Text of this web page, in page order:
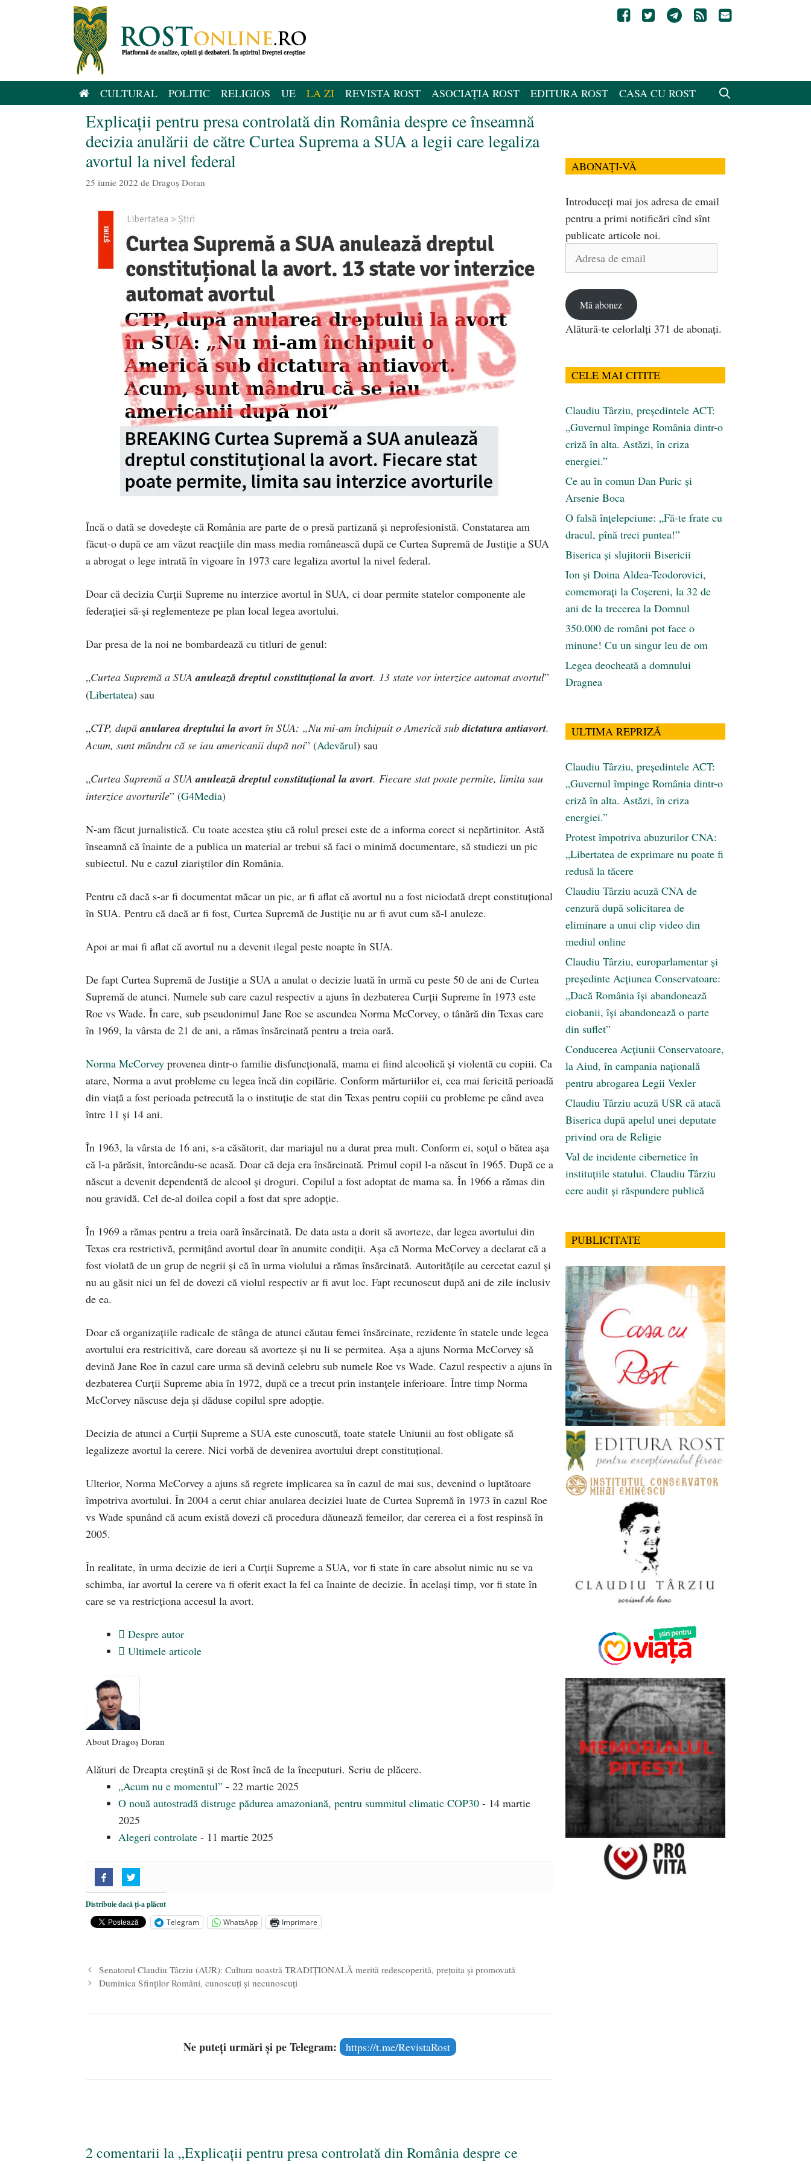
CULTURAL POLITIC RELIGIOS UE LA ZI REVISTA ROST ASOCIAȚIA ROST EDITURA ROST CASA CU ROST
Explicații pentru presa controlată din România despre ce înseamnă
decizia anulării de către Curtea Suprema a SUA a legii care legaliza
avortul la nivel federal
25 iunie 2022 de Dragoș Doran
Încă o dată se dovedește că România are parte de o presă partizană și neprofesionistă. Constatarea am
făcut-o după ce am văzut reacțiile din mass media românească după ce Curtea Supremă de Justiție a SUA
a abrogat o lege intrată în vigoare în 1973 care legaliza avortul la nivel federal.
Doar că decizia Curții Supreme nu interzice avortul în SUA, ci doar permite statelor componente ale
federației să-și reglementeze pe plan local legea avortului.
Dar presa de la noi ne bombardează cu titluri de genul:
„Curtea Supremă a SUAanulează dreptul constituțional la avort. 13 state vor interzice automat avortul”
(Libertatea) sau
„CTP, dupăanularea dreptului la avort în SUA: „Nu mi-am închipuit o Americă subdictatura antiavort.
Acum, sunt mândru că se iau americanii după noi” (Adevărul) sau
„Curtea Supremă a SUAanulează dreptul constituțional la avort. Fiecare stat poate permite, limita sau
interzice avorturile” (G4Media)
N-am făcut jurnalistică. Cu toate acestea știu că rolul presei este de a informa corect si nepărtinitor. Astă
înseamnă că înainte de a publica un material ar trebui să faci o minimă documentare, să studiezi un pic
subiectul. Nu e cazul ziariștilor din România.
Pentru că dacă s-ar fi documentat măcar un pic, ar fi aflat că avortul nu a fost niciodată drept constituțional
în SUA. Pentru că dacă ar fi fost, Curtea Supremă de Justiție nu ar fi avut cum să-l anuleze.
Apoi ar mai fi aflat că avortul nu a devenit ilegal peste noapte în SUA.
De fapt Curtea Supremă de Justiție a SUA a anulat o decizie luată în urmă cu peste 50 de ani de Curtea
Supremă de atunci. Numele sub care cazul respectiv a ajuns în dezbaterea Curții Supreme în 1973 este
Roe vs Wade. În care, sub pseudonimul Jane Roe se ascundea Norma McCorvey, o tânără din Texas care
în 1969, la vârsta de 21 de ani, a rămas însărcinată pentru a treia oară.
Norma McCorvey provenea dintr-o familie disfuncțională, mama ei fiind alcoolică și violentă cu copiii. Ca
atare, Norma a avut probleme cu legea încă din copilărie. Conform mărturiilor ei, cea mai fericită perioadă
din viață a fost perioada petrecută la o instituție de stat din Texas pentru copiii cu probleme pe când avea
între 11 și 14 ani.
În 1963, la vârsta de 16 ani, s-a căsătorit, dar mariajul nu a durat prea mult. Conform ei, soțul o bătea așa
că l-a părăsit, întorcându-se acasă. Doar că deja era însărcinată. Primul copil l-a născut în 1965. După ce a
născut a devenit dependentă de alcool și droguri. Copilul a fost adoptat de mama sa. În 1966 a rămas din
nou gravidă. Cel de-al doilea copil a fost dat spre adopție.
În 1969 a rămas pentru a treia oară însărcinată. De data asta a dorit să avorteze, dar legea avortului din
Texas era restrictivă, permițând avortul doar în anumite condiții. Așa că Norma McCorvey a declarat că a
fost violată de un grup de negrii și că în urma violului a rămas însărcinată. Autoritățile au cercetat cazul și
nu au găsit nici un fel de dovezi că violul respectiv ar fi avut loc. Fapt recunoscut după ani de zile inclusiv
de ea.
Doar că organizațiile radicale de stânga de atunci căutau femei însărcinate, rezidente în statele unde legea
avortului era restricitivă, care doreau să avorteze și nu li se permitea. Așa a ajuns Norma McCorvey să
devină Jane Roe în cazul care urma să devină celebru sub numele Roe vs Wade. Cazul respectiv a ajuns în
dezbaterea Curții Supreme abia în 1972, după ce a trecut prin instanțele inferioare. Între timp Norma
McCorvey născuse deja și dăduse copilul spre adopție.
Decizia de atunci a Curții Supreme a SUA este cunoscută, toate statele Uniunii au fost obligate să
legalizeze avortul la cerere. Nici vorbă de devenirea avortului drept constituțional.
Ulterior, Norma McCorvey a ajuns să regrete implicarea sa în cazul de mai sus, devenind o luptătoare
împotriva avortului. În 2004 a cerut chiar anularea deciziei luate de Curtea Supremă în 1973 în cazul Roe
vs Wade spunând că acum există dovezi că procedura dăunează femeilor, dar cererea ei a fost respinsă în
2005.
În realitate, în urma decizie de ieri a Curții Supreme a SUA, vor fi state în care absolut nimic nu se va
schimba, iar avortul la cerere va fi oferit exact la fel ca înainte de decizie. În același timp, vor fi state în
care se va restricționa accesul la avort.
Despre autor
Ultimele articole
About Dragoș Doran
Alături de Dreapta creștină și de Rost încă de la începuturi. Scriu de plăcere.
„Acum nu e momentul” - 22 martie 2025
O nouă autostradă distruge pădurea amazoniană, pentru summitul climatic COP30 - 14 martie
2025
Alegeri controlate - 11 martie 2025
Distribuie dacă ți-a plăcut
Telegram
WhatsApp Imprimare
Senatorul Claudiu Târziu (AUR): Cultura noastră TRADIȚIONALĂ merită redescoperită, prețuita și promovată
Duminica Sfinților Români, cunoscuți și necunoscuți
Ne puteți urmări și pe Telegram: https://t.me/RevistaRost
2 comentarii la „Explicații pentru presa controlată din România despre ce
ABONAȚI-VĂ
Introduceți mai jos adresa de email
pentru a primi notificări cînd sînt
publicate articole noi.
Adresa
Mă abonez
Alătură-te celorlalți 371 de abonați.
CELE MAI CITITE
Claudiu Târziu, președintele ACT:
„Guvernul împinge România dintr-o
criză în alta. Astăzi, în criza
energiei.”
Ce au în comun Dan Puric şi
Arsenie Boca
O falsă înțelepciune: „Fă-te frate cu
dracul, pînă treci puntea!”
Biserica și slujitorii Bisericii
Ion și Doina Aldea-Teodorovici,
comemorați la Coșereni, la 32 de
ani de la trecerea la Domnul
350.000 de români pot face o
minune! Cu un singur leu de om
Legea deocheată a domnului
Dragnea
ULTIMA REPRIZĂ
Claudiu Târziu, președintele ACT:
„Guvernul împinge România dintr-o
criză în alta. Astăzi, în criza
energiei.”
Protest împotriva abuzurilor CNA:
„Libertatea de exprimare nu poate fi
redusă la tăcere
Claudiu Târziu acuză CNA de
cenzură după solicitarea de
eliminare a unui clip video din
mediul online
Claudiu Târziu, europarlamentar și
președinte Acțiunea Conservatoare:
„Dacă România își abandonează
ciobanii, își abandonează o parte
din suflet”
Conducerea Acțiunii Conservatoare,
la Aiud, în campania națională
pentru abrogarea Legii Vexler
Claudiu Târziu acuză USR că atacă
Biserica după apelul unei deputate
privind ora de Religie
Val de incidente cibernetice în
instituțiile statului. Claudiu Târziu
cere audit și răspundere publică
PUBLICITATE